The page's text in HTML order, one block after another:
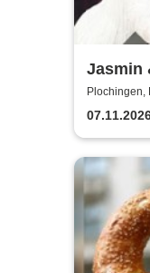
Jasmin
Plochingen,